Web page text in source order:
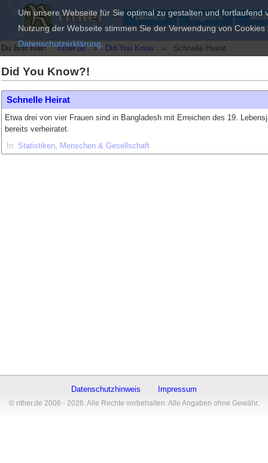
Deutsch Englisch
Du bist hier: rither.de » Did You Know » Schnelle Heirat
Did You Know?!
Schnelle Heirat
Etwa drei von vier Frauen sind in Bangladesh mit Erreichen des 19.
bereits verheiratet.
In: Statistiken Menschen & Gesellschaft
Datenschutzhinweis Impressum
© rither.de 2006 - 2026. Alle Rechte vorbehalten. Alle Angaben ohne Gewähr.
Um unsere Webseite für Sie optimal zu gestalten und
Nutzung der Webseite stimmen Sie der Verwendung von
Datenschutzerklärung.